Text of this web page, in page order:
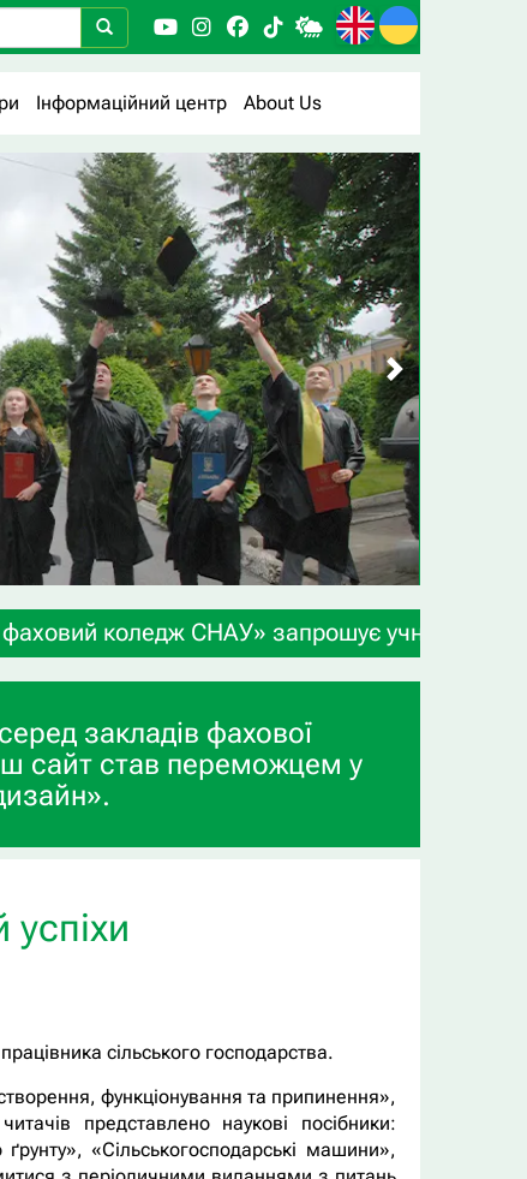
Інформаційний центр About Us
СНАУ» запрошує учнів 9-х та 11-х класів,
закладів фахової
сайт став переможцем у
сільського господарства.
функціонування та припинення»,
представлено наукові посібники:
«Сільськогосподарські машини»,